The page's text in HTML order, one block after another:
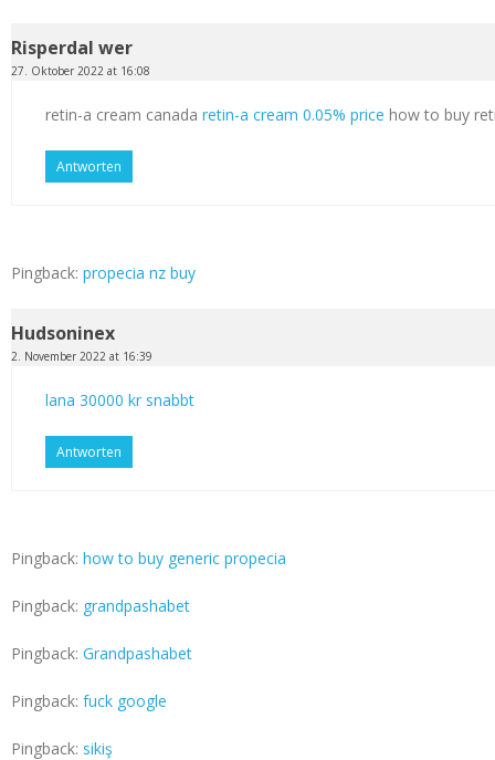
Risperdal wer
27. Oktober 2022 at 16:08
retin-a cream canada retin-a cream 0.05% price how to buy
Antworten
Pingback: propecia nz buy
Hudsoninex
2. November 2022 at 16:39
lana 30000 kr snabbt
Antworten
Pingback: how to buy generic propecia
Pingback: grandpashabet
Pingback: Grandpashabet
Pingback: fuck google
Pingback: sikiş